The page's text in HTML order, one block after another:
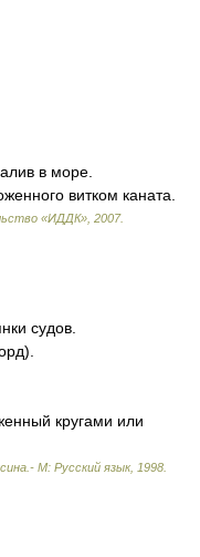
в море.
витком каната.
«ИДДК» 2007.
судов.
кругами или
М: Русский язык, 1998